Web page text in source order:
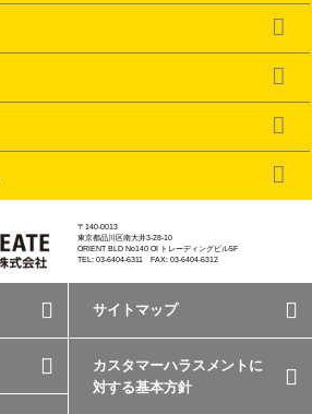
〒140-0013
東京都品川区南大井3-28-10
ORIENT BLD No140 OI トレーディングビル5F
TEL: 03-6404-6311 FAX: 03-6404-6312
サイトマップ
カスタマーハラスメントに
対する基本方針